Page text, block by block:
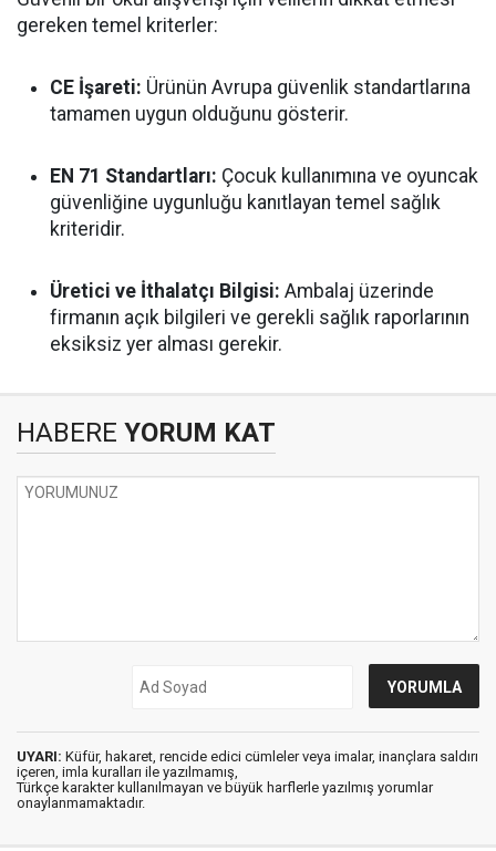
gereken temel kriterler:
CE İşareti: Ürünün Avrupa güvenlik standartlarına
tamamen uygun olduğunu gösterir.
EN 71 Standartları: Çocuk kullanımına ve oyuncak
güvenliğine uygunluğu kanıtlayan temel sağlık
kriteridir.
Üretici ve İthalatçı Bilgisi: Ambalaj üzerinde
firmanın açık bilgileri ve gerekli sağlık raporlarının
eksiksiz yer alması gerekir.
HABERE YORUM KAT
UYARI: Küfür, hakaret, rencide edici cümleler veya imalar, inançlara saldırı
içeren, imla kuralları ile yazılmamış,
Türkçe karakter kullanılmayan ve büyük harflerle yazılmış yorumlar
onaylanmamaktadır.